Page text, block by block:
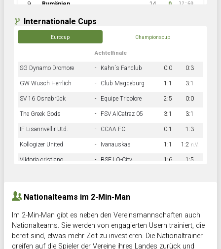
9 Rumänien 14 0 12:60
Internationale Cups
Eurocup Championscup
Achtelfinale
SG Dynamo Dromore - Kahn´s Fanclub 0:0 0:3
GW Wusch Herrlich - Club Magdeburg 1:1 3:1
SV 16 Osnabrück - Equipe Tricolore 2:5 0:0
The Greek Gods - FSV AlCatraz 05 3:1 3:1
IF Lisannvellir Utd. - CCAA FC 0:1 1:3
Kollogizer United - Ivanauskas 1:1 1:2 n.V.
Viktoria cristiano - BSF LO-City 1:6 1:5
Nationalteams im 2-Min-Man
Im 2-Min-Man gibt es neben den Vereinsmannschaften auch
Nationalteams. Sie werden von engagierten Usern trainiert, die
bereit sind, etwas mehr Zeit zu investieren. Die Nationaltrainer
greifen auf die Spieler der Vereine ihres Landes zurück und